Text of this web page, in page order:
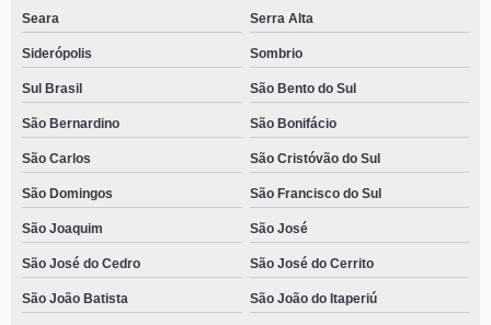
Seara Serra Alta
Siderópolis Sombrio
Sul Brasil São Bento do Sul
São Bernardino São Bonifácio
São Carlos São Cristóvão do Sul
São Domingos São Francisco do Sul
São Joaquim São José
São José do Cedro São José do Cerrito
São João Batista São João do Itaperiú